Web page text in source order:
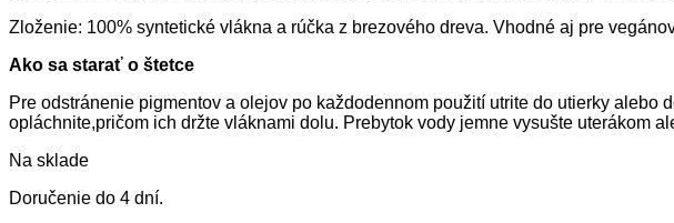
Zloženie: 100% syntetické vlákna a rúčka z brezového dreva. Vhodné aj pre
Ako sa starať o štetce
Pre odstránenie pigmentov a olejov po každodennom použití utrite do utierky
opláchnite,pričom ich držte vláknami dolu. Prebytok vody jemne vysušte uterákom
Na sklade
Doručenie do 4 dní.